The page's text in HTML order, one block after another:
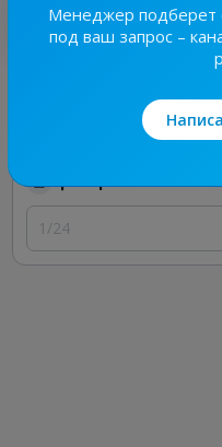
Лучшие по теме
ТРОЩА ⚠️
Авто и мото,
Цена рекламы
1/24
Менеджер подберет
под ваш запрос –